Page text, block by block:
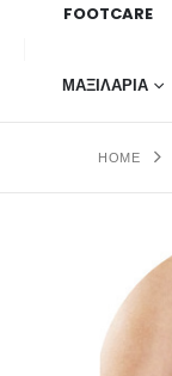
FOOTCARE
ΜΑΞΙΛΑΡΙΑ
HOME